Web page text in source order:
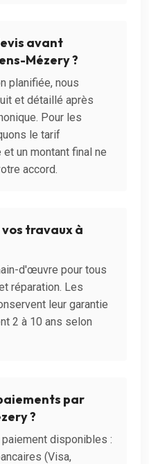
avant
Mézery ?
planifiée, nous
et détaillé après
Pour les
le tarif
un montant final ne
accord.
travaux à
d'œuvre pour tous
réparation. Les
leur garantie
2 à 10 ans selon
par
?
disponibles :
(Visa,